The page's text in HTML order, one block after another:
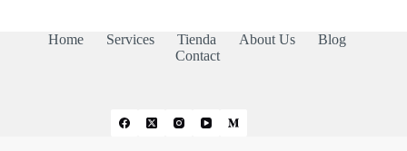
Home Services Tienda About Us
Blog
Contact